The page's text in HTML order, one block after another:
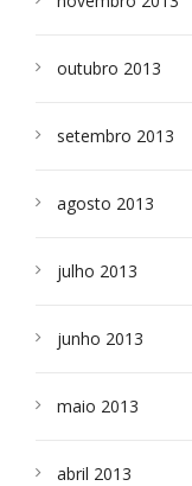
outubro 2013
setembro 2013
agosto 2013
julho 2013
junho 2013
maio 2013
abril 2013